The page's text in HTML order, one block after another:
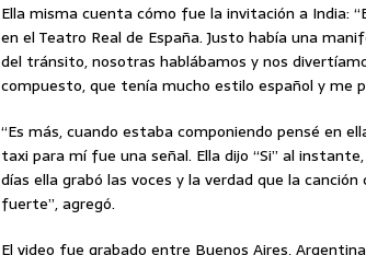
Ella misma cuenta cómo fue la invitación a India:
en el Teatro Real de España. Justo había una
del tránsito, nosotras hablábamos y nos
compuesto, que tenía mucho estilo español y me
“Es más, cuando estaba componiendo pensé en
taxi para mí fue una señal. Ella dijo “Si” al
días ella grabó las voces y la verdad que la
fuerte”, agregó.
El video fue grabado entre Buenos Aires,